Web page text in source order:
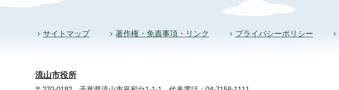
サイトマップ 著作権・免責事項・リンク プライバシーポリシー
流山市役所